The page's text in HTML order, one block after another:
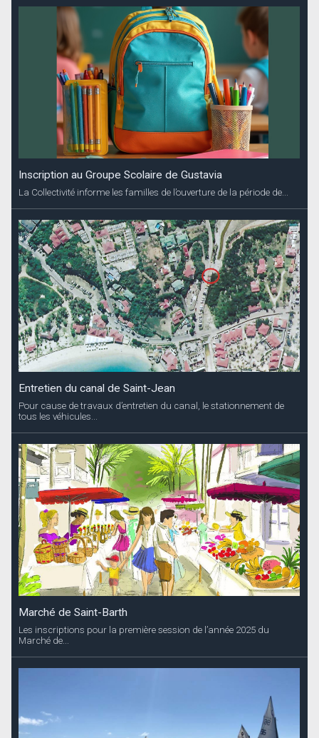
Inscription au Groupe Scolaire de Gustavia
La Collectivité informe les familles de l’ouverture de la période de...
Entretien du canal de Saint-Jean
Pour cause de travaux d’entretien du canal, le stationnement de
tous les véhicules...
Marché de Saint-Barth
Les inscriptions pour la première session de l’année 2025 du
Marché de...